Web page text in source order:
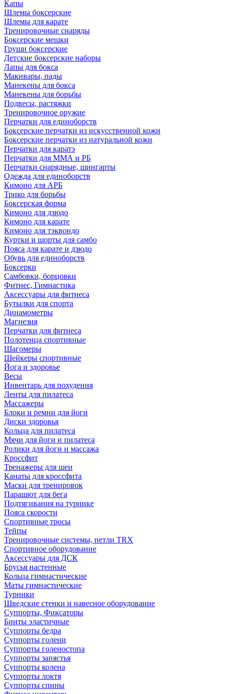
Капы
Шлемы боксерские
Шлемы для карате
Тренировочные снаряды
Боксерские мешки
Груши боксерские
Детские боксерские наборы
Лапы для бокса
Макивары, пады
Манекены для бокса
Манекены для борьбы
Подвесы, растяжки
Тренировочное оружие
Перчатки для единоборств
Боксерские перчатки из искусственной кожи
Боксерские перчатки из натуральной кожи
Перчатки для каратэ
Перчатки для ММА и РБ
Перчатки снарядные, шингарты
Одежда для единоборств
Кимоно для АРБ
Трико для борьбы
Боксерская форма
Кимоно для дзюдо
Кимоно для карате
Кимоно для тэквондо
Куртки и шорты для самбо
Пояса для карате и дзюдо
Обувь для единоборств
Боксерки
Самбовки, борцовки
Фитнес, Гимнастика
Аксессуары для фитнеса
Бутылки для спорта
Динамометры
Магнезия
Перчатки для фитнеса
Полотенца спортивные
Шагомеры
Шейкеры спортивные
Йога и здоровье
Весы
Инвентарь для похудения
Ленты для пилатеса
Массажеры
Блоки и ремни для йоги
Диски здоровья
Кольца для пилатеса
Мячи для йоги и пилатеса
Ролики для йоги и массажа
Кроссфит
Тренажеры для шеи
Канаты для кроссфита
Маски для тренировок
Парашют для бега
Подтягивания на турнике
Пояса скорости
Спортивные тросы
Тейпы
Тренировочные системы, петли TRX
Спортивное оборудование
Аксессуары для ДСК
Брусья настенные
Кольца гимнастические
Маты гимнастические
Турники
Шведские стенки и навесное оборудование
Суппорты, Фиксаторы
Бинты эластичные
Суппорты бедра
Суппорты голени
Суппорты голеностопа
Суппорты запястья
Суппорты колена
Суппорты локтя
Суппорты спины